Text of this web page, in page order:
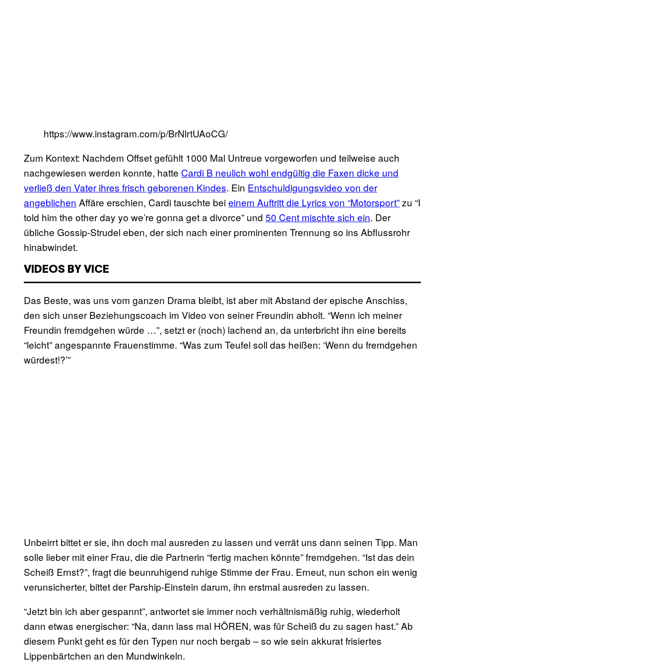
https://www.instagram.com/p/BrNlrtUAoCG/
Zum Kontext: Nachdem Offset gefühlt 1000 Mal Untreue vorgeworfen und teilweise auch
nachgewiesen werden konnte, hatte Cardi B neulich wohl endgültig die Faxen dicke und
verließ den Vater ihres frisch geborenen Kindes. Ein Entschuldigungsvideo von der
angeblichen Affäre erschien, Cardi tauschte beieinem Auftritt die Lyrics von “Motorsport”zu “I
told him the other day yo we’re gonna get a divorce” und 50 Cent mischte sich ein. Der
übliche Gossip-Strudel eben, der sich nach einer prominenten Trennung so ins Abflussrohr
hinabwindet.
VIDEOS BY VICE
Das Beste, was uns vom ganzen Drama bleibt, ist aber mit Abstand der epische Anschiss,
den sich unser Beziehungscoach im Video von seiner Freundin abholt. “Wenn ich meiner
Freundin fremdgehen würde …”, setzt er (noch) lachend an, da unterbricht ihn eine bereits
“leicht” angespannte Frauenstimme. “Was zum Teufel soll das heißen: ‘Wenn du fremdgehen
würdest!?’”
Unbeirrt bittet er sie, ihn doch mal ausreden zu lassen und verrät uns dann seinen Tipp. Man
solle lieber mit einer Frau, die die Partnerin “fertig machen könnte” fremdgehen. “Ist das dein
Scheiß Ernst?”, fragt die beunruhigend ruhige Stimme der Frau. Erneut, nun schon ein wenig
verunsicherter, bittet der Parship-Einstein darum, ihn erstmal ausreden zu lassen.
“Jetzt bin ich aber gespannt”, antwortet sie immer noch verhältnismäßig ruhig, wiederholt
dann etwas energischer: “Na, dann lass mal HÖREN, was für Scheiß du zu sagen hast.” Ab
diesem Punkt geht es für den Typen nur noch bergab – so wie sein akkurat frisiertes
Lippenbärtchen an den Mundwinkeln.